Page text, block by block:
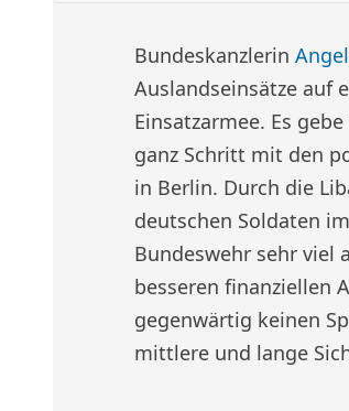
Bundeskanzlerin
Auslandseinsätze auf
Einsatzarmee. Es
ganz Schritt mit den
in Berlin. Durch die
deutschen Soldaten
Bundeswehr sehr viel
besseren finanziellen
gegenwärtig keinen
mittlere und lange